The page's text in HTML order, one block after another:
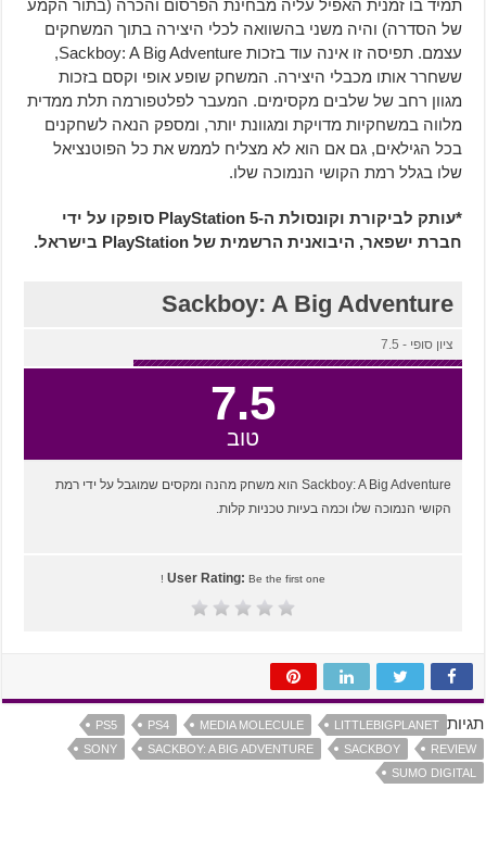
תמיד בו זמנית האפיל עליה מבחינת הפרסום והכרה (בתור הקמע
של הסדרה) והיה משני בהשוואה לכלי היצירה בתוך המשחקים
עצמם. תפיסה זו אינה עוד בזכות Sackboy: A Big Adventure,
ששחרר אותו מכבלי היצירה. המשחק שופע אופי וקסם בזכות
מגוון רחב של שלבים מקסימים. המעבר לפלטפורמה תלת ממדית
מלווה במשחקיות מדויקת ומגוונת יותר, ומספק הנאה לשחקנים
בכל הגילאים, גם אם הוא לא מצליח לממש את כל הפוטנציאל
שלו בגלל רמת הקושי הנמוכה שלו.
*עותק לביקורת וקונסולת ה-PlayStation 5 סופקו על ידי
חברת ישפאר, היבואנית הרשמית של PlayStation בישראל.
Sackboy: A Big Adventure
ציון סופי - 7.5
7.5
טוב
Sackboy: A Big Adventure הוא משחק מהנה ומקסים שמוגבל על ידי רמת
הקושי הנמוכה שלו וכמה בעיות טכניות קלות.
User Rating:Be the first one !
תגיות LITTLEBIGPLANET
MEDIA MOLECULE
PS4
PS5
REVIEW
SACKBOY
SACKBOY: A BIG ADVENTURE
SONY
SUMO DIGITAL